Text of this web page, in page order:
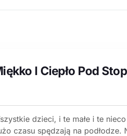
I Ciepło Pod
dzieci, i te małe i te
czasu spędzają na podłodze.